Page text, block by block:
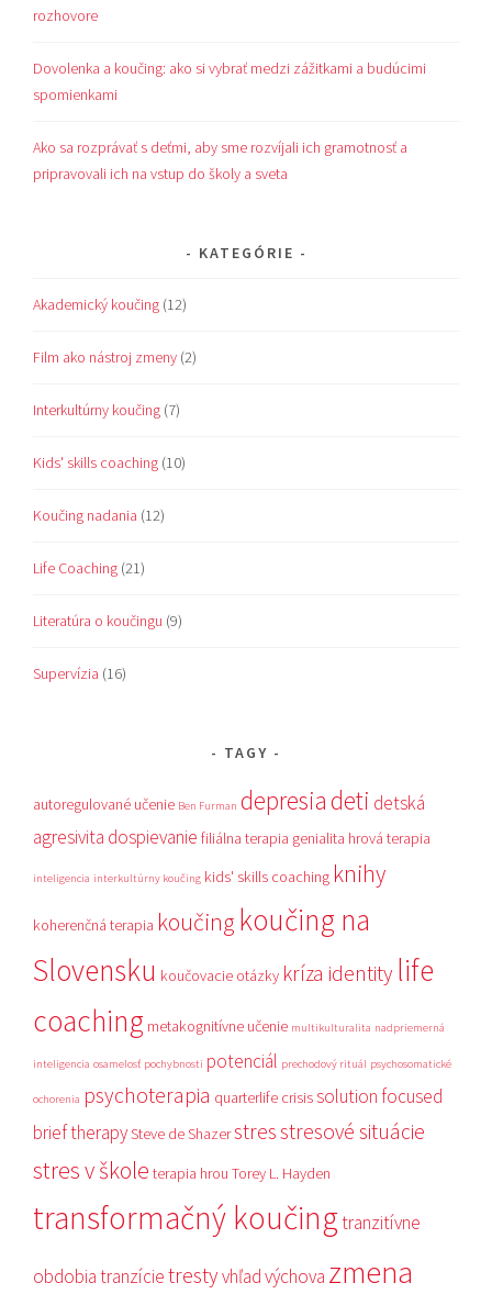
rozhovore
Dovolenka a koučing: ako si vybrať medzi zážitkami a budúcimi
spomienkami
Ako sa rozprávať s deťmi, aby sme rozvíjali ich gramotnosť a
pripravovali ich na vstup do školy a sveta
KATEGÓRIE
Akademický koučing (12)
Film ako nástroj zmeny (2)
Interkultúrny koučing (7)
Kids' skills coaching (10)
Koučing nadania (12)
Life Coaching (21)
Literatúra o koučingu (9)
Supervízia (16)
TAGY
autoregulované učenie Ben Furman depresiadeti detská
agresivita dospievanie filiálna terapia genialita hrová terapia
inteligencia interkultúrny koučing kids' skills coaching knihy
koherenčná terapia koučing koučing na
Slovensku koučovacie otázky kríza identity life
coaching metakognitívne učenie multikulturalita nadpriemerná
inteligencia osamelosť pochybnosti potenciál prechodový rituál psychosomatické
ochorenia psychoterapia quarterlife crisissolution focused
brief therapySteve de Shazerstresstresové situácie
stres v škole terapia hrou Torey L. Hayden
transformačný koučingtranzitívne
obdobiatranzícietrestyvhľadvýchova zmena